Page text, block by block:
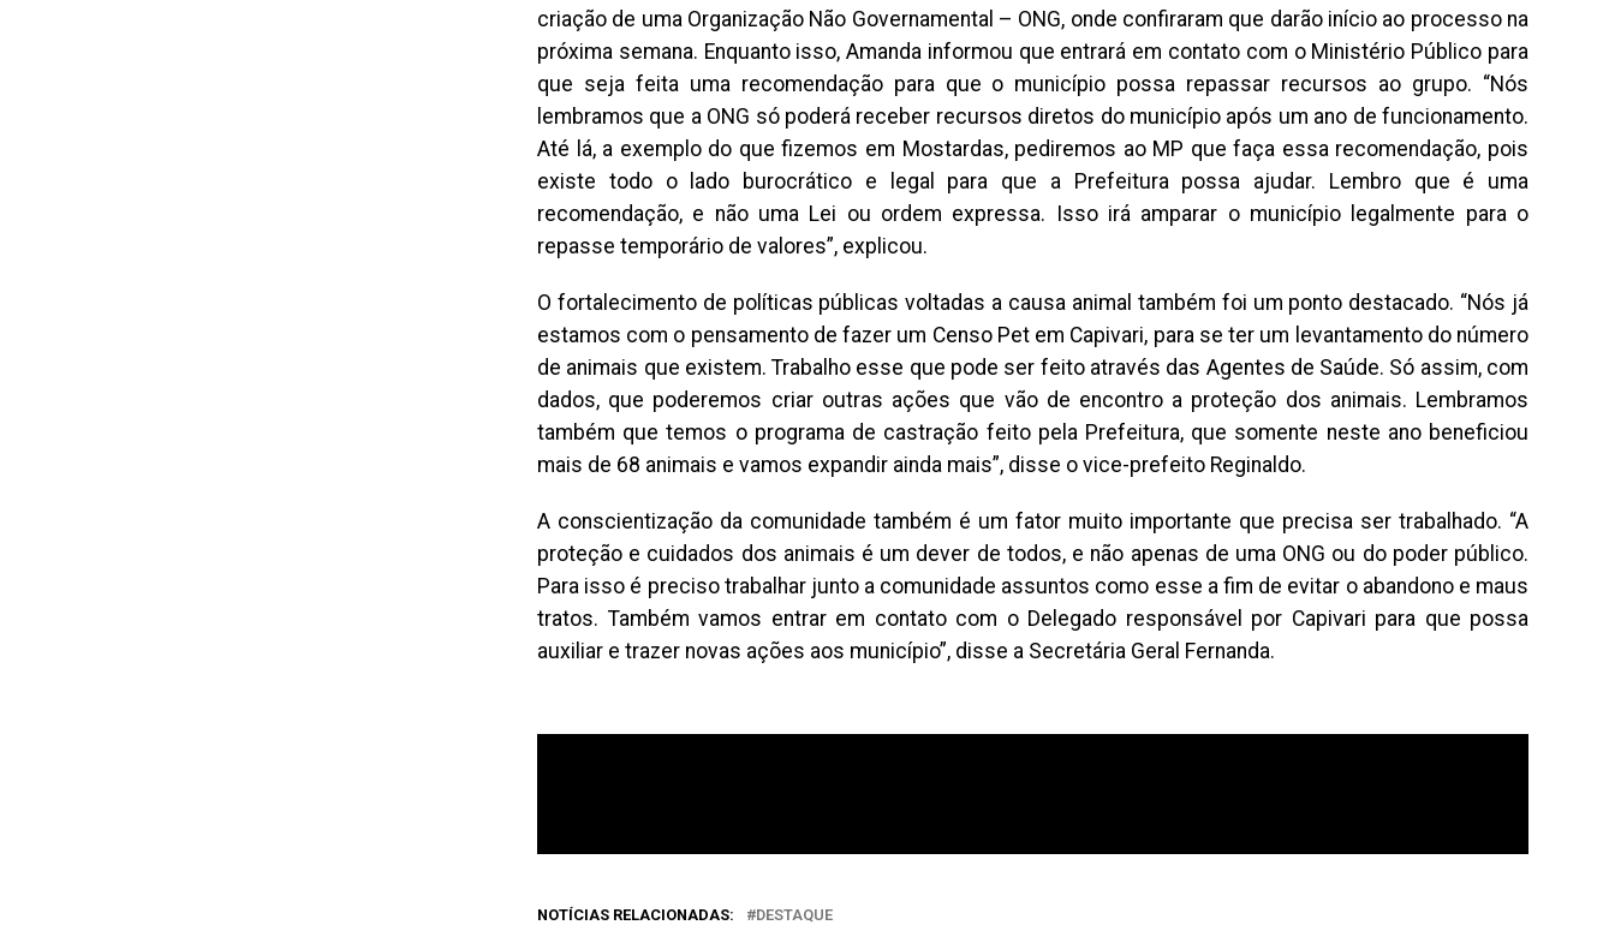
criação de uma Organização Não Governamental – ONG, onde confiraram que darão início ao processo na
próxima semana. Enquanto isso, Amanda informou que entrará em contato com o Ministério Público para
que seja feita uma recomendação para que o município possa repassar recursos ao grupo. “Nós
lembramos que a ONG só poderá receber recursos diretos do município após um ano de funcionamento.
Até lá, a exemplo do que fizemos em Mostardas, pediremos ao MP que faça essa recomendação, pois
existe todo o lado burocrático e legal para que a Prefeitura possa ajudar. Lembro que é uma
recomendação, e não uma Lei ou ordem expressa. Isso irá amparar o município legalmente para o
repasse temporário de valores”, explicou.
O fortalecimento de políticas públicas voltadas a causa animal também foi um ponto destacado. “Nós já
estamos com o pensamento de fazer um Censo Pet em Capivari, para se ter um levantamento do número
de animais que existem. Trabalho esse que pode ser feito através das Agentes de Saúde. Só assim, com
dados, que poderemos criar outras ações que vão de encontro a proteção dos animais. Lembramos
também que temos o programa de castração feito pela Prefeitura, que somente neste ano beneficiou
mais de 68 animais e vamos expandir ainda mais”, disse o vice-prefeito Reginaldo.
A conscientização da comunidade também é um fator muito importante que precisa ser trabalhado. “A
proteção e cuidados dos animais é um dever de todos, e não apenas de uma ONG ou do poder público.
Para isso é preciso trabalhar junto a comunidade assuntos como esse a fim de evitar o abandono e maus
tratos. Também vamos entrar em contato com o Delegado responsável por Capivari para que possa
auxiliar e trazer novas ações aos município”, disse a Secretária Geral Fernanda.
NOTÍCIAS RELACIONADAS: DESTAQUE